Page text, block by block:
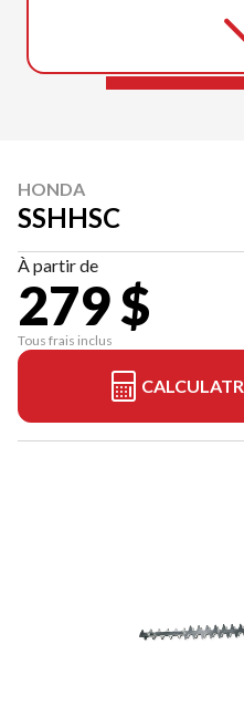
HONDA
SSHHSC
À partir de
279 $
Tous frais inclus